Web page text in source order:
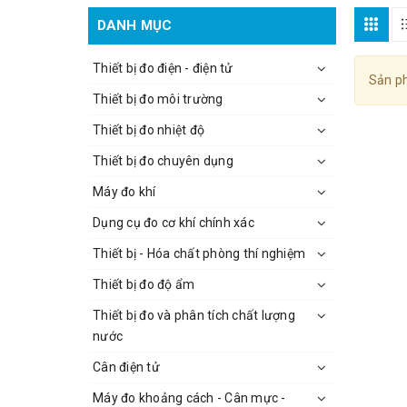
DANH MỤC
Thiết bị đo điện - điện tử
Thiết bị đo môi trường
Thiết bị đo nhiệt độ
Thiết bị đo chuyên dụng
Máy đo khí
Dụng cụ đo cơ khí chính xác
Thiết bị - Hóa chất phòng thí nghiệm
Thiết bị đo độ ẩm
Thiết bị đo và phân tích chất lượng
nước
Cân điện tử
Máy đo khoảng cách - Cân mực -
Sản